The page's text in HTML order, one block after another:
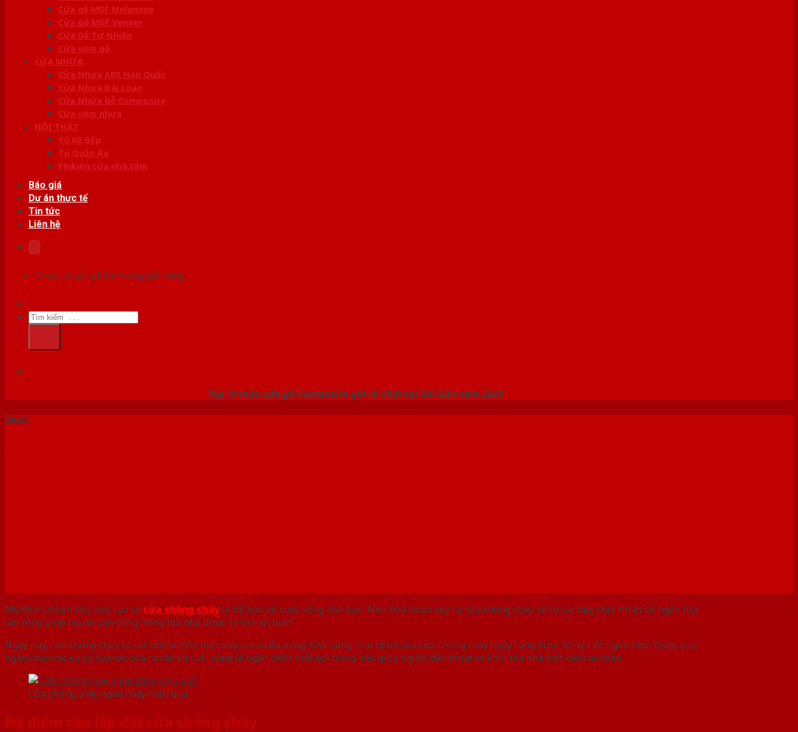
Cửa gỗ MDF Melamine
Cửa Gỗ MDF Veneer
Cửa Gỗ Tự Nhiên
Cửa vòm gỗ
CỬA NHỰA
Cửa Nhựa ABS Hàn Quốc
Cửa Nhựa Đài Loan
Cửa Nhựa Gỗ Composite
Cửa vòm nhựa
NỘI THẤT
Tủ Kệ Bếp
Tủ Quần Áo
Phụ kiện cửa nhà tắm
Báo giá
Dự án thực tế
Tin tức
Liên hệ
Chưa có sản phẩm trong giỏ hàng.
Tìm
kiếm:
Top 10 mẫu cửa gỗ Composite giá rẻ nhất tại Sài Gòn năm 2020
Tin tức
Mục đích cơ bản của việc tạo ra cửa chống cháylà để bảo vệ cuộc sống của bạn. Nếu hỏa hoạn xảy ra cửa chống cháy sẽ có tác dụng chịu nhiệt sẽ ngăn lửa
lan rộng giúp người dân sống trong tòa nhà được sơ tán an toàn
Ngày nay, cửa chống cháy có rất nhiều mẫu mã sáng tạo và đa dạng. Khả năng chịu nhiệt của cửa chống cháy ngày càng được tối ưu để ngăn khói thấm qua,
ngăn chặn các sự cố của các cửa ra vào và cuối cùng là ngăn chặn thất bại trong việc giúp người dân thoát ra khỏi tòa nhà một cách an toàn
Cửa chống cháy ngăn cháy hiệu quả
Địa điểm cần lắp đặt cửa chống cháy